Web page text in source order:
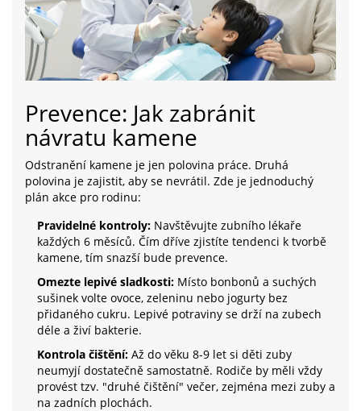
Prevence: Jak zabránit
návratu kamene
Odstranění kamene je jen polovina práce. Druhá
polovina je zajistit, aby se nevrátil. Zde je jednoduchý
plán akce pro rodinu:
Pravidelné kontroly: Navštěvujte zubního lékaře
každých 6 měsíců. Čím dříve zjistíte tendenci k tvorbě
kamene, tím snazší bude prevence.
Omezte lepivé sladkosti: Místo bonbonů a suchých
sušinek volte ovoce, zeleninu nebo jogurty bez
přidaného cukru. Lepivé potraviny se drží na zubech
déle a živí bakterie.
Kontrola čištění: Až do věku 8-9 let si děti zuby
neumyjí dostatečně samostatně. Rodiče by měli vždy
provést tzv. "druhé čištění" večer, zejména mezi zuby a
na zadních plochách.